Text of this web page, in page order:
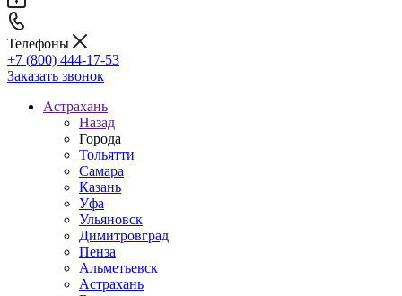
Телефоны
+7 (800) 444-17-53
Заказать звонок
Астрахань
Назад
Города
Тольятти
Самара
Казань
Уфа
Ульяновск
Димитровград
Пенза
Альметьевск
Астрахань